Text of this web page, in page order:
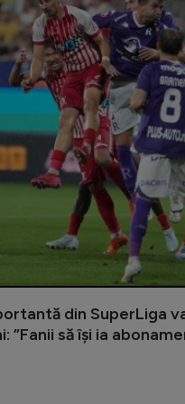
din SuperLiga
”Fanii să își ia